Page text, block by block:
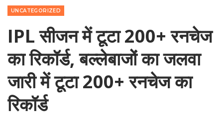
UNCATEGORIZED
IPL सीजन में टूटा 200+ रनचेज
का रिकॉर्ड, बल्लेबाजों का जलवा
जारी में टूटा 200+ रनचेज का
रिकॉर्ड